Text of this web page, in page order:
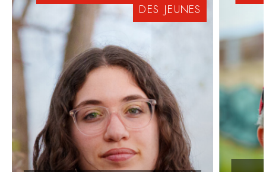
DES JEUNES